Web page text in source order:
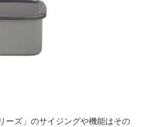
ーズ」のサイジングや機能はその